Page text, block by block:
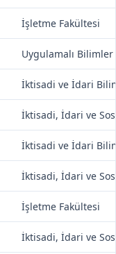
İşletme Fakültesi
Uygulamalı
İktisadi ve İdari
İktisadi, İdari ve
İktisadi ve İdari
İktisadi, İdari ve
İşletme Fakültesi
İktisadi, İdari ve